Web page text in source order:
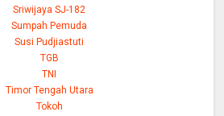
Sriwijaya SJ-182
Sumpah Pemuda
Susi Pudjiastuti
TGB
TNI
Timor Tengah Utara
Tokoh